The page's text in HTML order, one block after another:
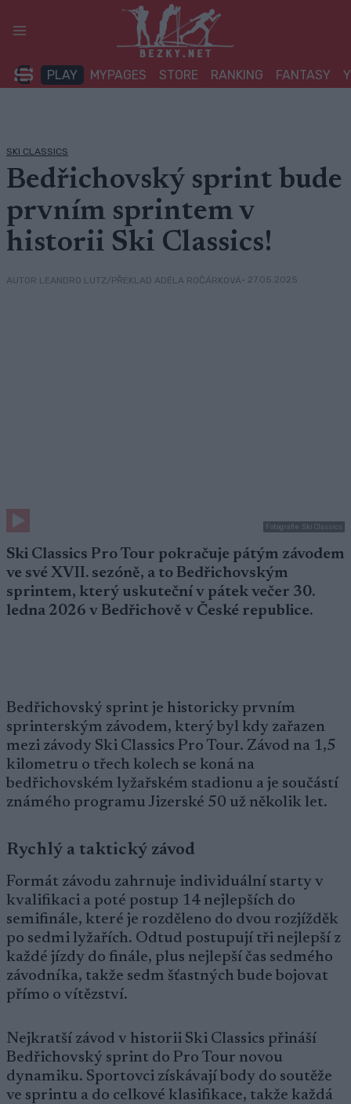
PLAY MYPAGES STORE RANKING FANTASY
SKI CLASSICS
Bedřichovský sprint bude
prvním sprintem v
historii Ski Classics!
AUTOR LEANDRO LUTZ/PŘEKLAD ADÉLA ROČÁRKOVÁ• 27.05.2025
Fotografie: Ski Classics
Ski Classics Pro Tour pokračuje pátým závodem
ve své XVII. sezóně, a to Bedřichovským
sprintem, který uskuteční v pátek večer 30.
ledna 2026 v Bedřichově v České republice.
Bedřichovský sprint je historicky prvním
sprinterským závodem, který byl kdy zařazen
mezi závody Ski Classics Pro Tour. Závod na 1,5
kilometru o třech kolech se koná na
bedřichovském lyžařském stadionu a je součástí
známého programu Jizerské 50 už několik let.
Rychlý a taktický závod
Formát závodu zahrnuje individuální starty v
kvalifikaci a poté postup 14 nejlepších do
semifinále, které je rozděleno do dvou rozjížděk
po sedmi lyžařích. Odtud postupují tři nejlepší z
každé jízdy do finále, plus nejlepší čas sedmého
závodníka, takže sedm šťastných bude bojovat
přímo o vítězství.
Nejkratší závod v historii Ski Classics přináší
Bedřichovský sprint do Pro Tour novou
dynamiku. Sportovci získávají body do soutěže
ve sprintu a do celkové klasifikace, takže každá